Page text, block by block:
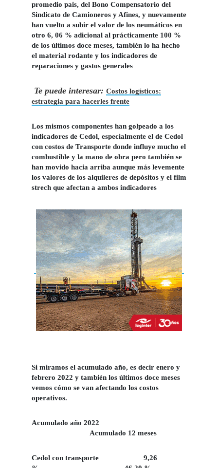
promedio pais, del Bono Compensatorio del
Sindicato de Camioneros y Afines, y nuevamente
han vuelto a subir el valor de los neumáticos en
otro 6, 06 % adicional al prácticamente 100 %
de los últimos doce meses, también lo ha hecho
el material rodante y los indicadores de
reparaciones y gastos generales
Te puede interesar: Costos logísticos:
estrategia para hacerles frente
Los mismos componentes han golpeado a los
indicadores de Cedol, especialmente el de Cedol
con costos de Transporte donde influye mucho el
combustible y la mano de obra pero también se
han movido hacia arriba aunque más levemente
los valores de los alquileres de depósitos y el film
strech que afectan a ambos indicadores
Si miramos el acumulado año, es decir enero y
febrero 2022 y también los últimos doce meses
vemos cómo se van afectando los costos
operativos.
Acumulado año 2022
Acumulado 12 meses
Cedol con transporte 9,26